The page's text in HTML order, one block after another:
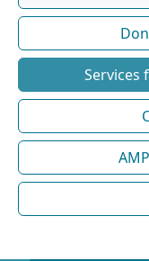
Services